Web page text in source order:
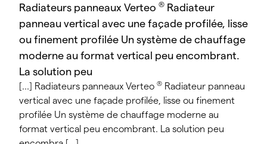
Radiateurs panneaux Verteo ® Radiateur
panneau vertical avec une façade profilée, lisse
ou finement profilée Un système de chauffage
moderne au format vertical peu encombrant.
La solution peu
[...] Radiateurs panneaux Verteo ® Radiateur panneau
vertical avec une façade profilée, lisse ou finement
profilée Un système de chauffage moderne au
format vertical peu encombrant. La solution peu